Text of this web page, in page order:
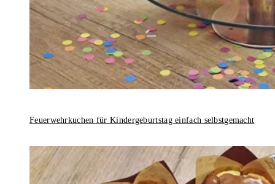
Feuerwehrkuchen für Kindergeburtstag einfach selbstgemacht